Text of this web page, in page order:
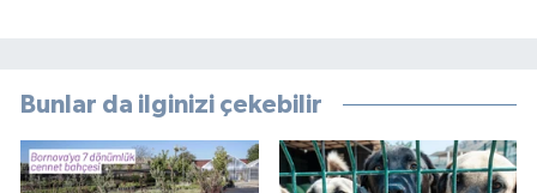
Bunlar da ilginizi çekebilir